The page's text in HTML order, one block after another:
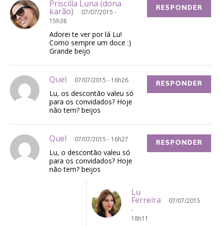
Priscilla Luna (dona
karão)
07/07/2015 -
15h38
Adorei te ver por lá Lu!
Como sempre um doce :)
Grande beijo
RESPONDER
Quel 07/07/2015 - 16h26
Lu, os descontão valeu só
para os convidados? Hoje
não tem? beijos
RESPONDER
Quel 07/07/2015 - 16h27
Lu, o descontão valeu só
para os convidados? Hoje
não tem? beijos
RESPONDER
Lu
Ferreira
07/07/2015
-
18h11